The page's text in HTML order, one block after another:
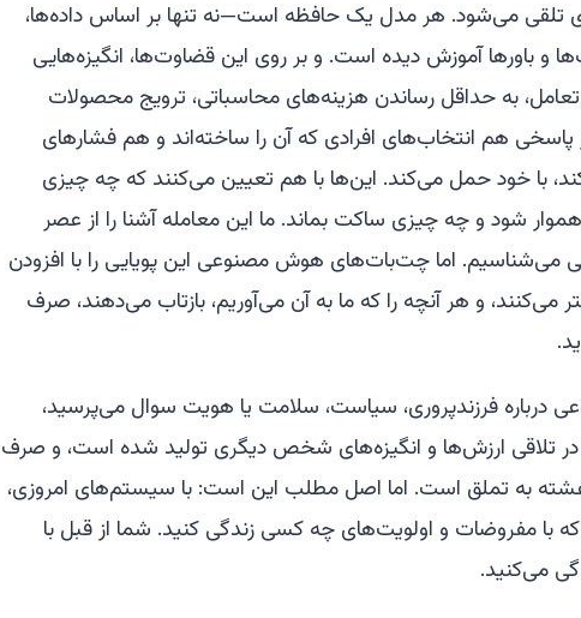
تلقی می‌شود. هر مدل یک حافظه است—نه تنها بر اساس داده‌ها،
و باورها آموزش دیده است. و بر روی این قضاوت‌ها، انگیزه‌هایی
تعامل، به حداقل رساندن هزینه‌های محاسباتی، ترویج محصولات
پاسخی هم انتخاب‌های افرادی که آن را ساخته‌اند و هم فشارهای
با خود حمل می‌کند. این‌ها با هم تعیین می‌کنند که چه چیزی
شود و چه چیزی ساکت بماند. ما این معامله آشنا را از عصر
می‌شناسیم. اما چت‌بات‌های هوش مصنوعی این پویایی را با افزودن
و هر آنچه را که ما به آن می‌آوریم، بازتاب می‌دهند، صرف
درباره فرزندپروری، سیاست، سلامت یا هویت سوال می‌پرسید،
در تلاقی ارزش‌ها و انگیزه‌های شخص دیگری تولید شده است، و صرف
به تملق است. اما اصل مطلب این است: با سیستم‌های امروزی،
با مفروضات و اولویت‌های چه کسی زندگی کنید. شما از قبل با
می‌کنید.